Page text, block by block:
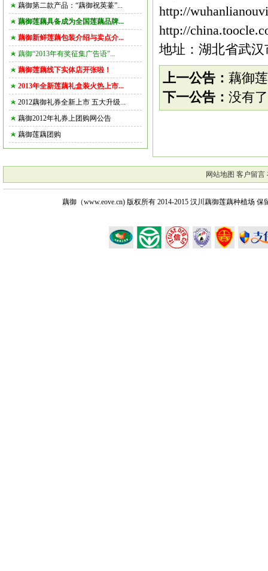
藕御第二款产品：“藕御祝英薹”...
藕御莲藕具备成为全国莲藕品牌...
藕御新鲜莲藕包装介绍与卖点介...
藕御“2013年有奖征集广告语”...
藕御莲藕线下实体店开张啦！
2013年全新莲藕礼盒装火热上市...
2012藕御礼券全新上市 五大升级...
藕御2012年礼券上团购网公告
藕御莲藕团购
http://
http://
地址：湖北省武汉
上一公告： 藕御
下一公告： 没有
网站地图 客户留言
藕御（www.eove.cn) 版权所有2014-2015 汉川藕御莲藕种植场 保